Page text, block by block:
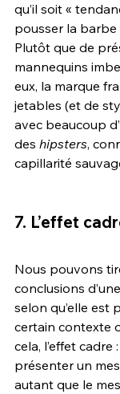
qu’il soit «
pousser la barbe
Plutôt que de
mannequins
eux, la marque
jetables (et de
avec beaucoup
des hipsters,
capillarité
7. L’effet
Nous pouvons
conclusions
selon qu’elle est
certain contexte
cela, l’effet cadre
présenter un
autant que le